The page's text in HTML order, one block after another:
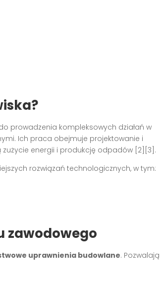
prowadzenia kompleksowych działań w
Ich praca obejmuje projektowanie i
energii i produkcję odpadów [2][3].
rozwiązań technologicznych, w tym:
zawodowego
uprawnienia budowlane. Pozwalają